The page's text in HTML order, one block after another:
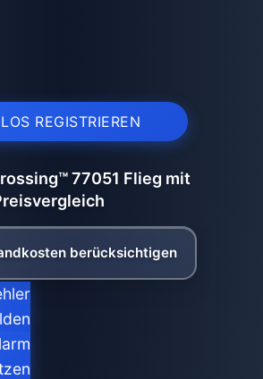
REGISTRIEREN
77051 Flieg mit
berücksichtigen